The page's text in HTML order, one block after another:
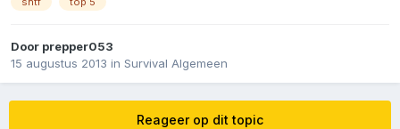
Door prepper053
15 augustus 2013 in Survival Algemeen
Reageer op dit topic